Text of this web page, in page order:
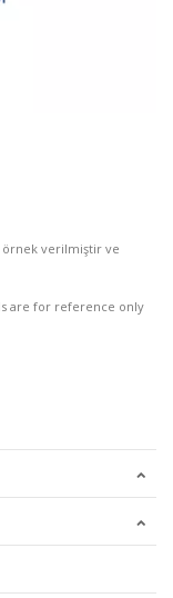
verilmiştir ve
are for reference only